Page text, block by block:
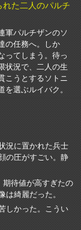
た二人のパルチ
軍パルチザンのソ
の任務へ。しか
ってしまう。待っ
状況で、二人の生
こうとするソトニ
選ぶルイバク。
況に置かれた兵士
の圧がすごい。静
期待値が高すぎたの
は綺麗だった。
しかった。こうい